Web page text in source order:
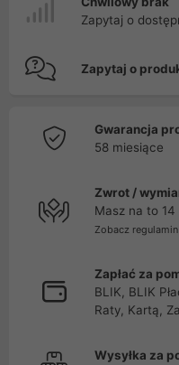
Zapytaj o
Zapytaj o
Gwarancja
58 miesiące
Zwrot /
Masz na to 14
Zobacz regulamin
Zapłać za
BLIK, BLIK
Raty, Kartą,
Wysyłka za